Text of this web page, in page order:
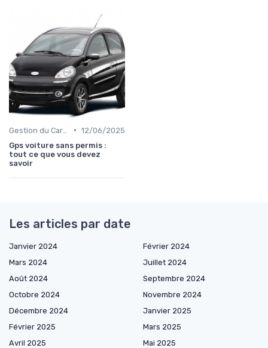
• 12/06/2025
Gps voiture sans permis :
tout ce que vous devez
savoir
Les articles par date
Janvier 2024
Février 2024
Mars 2024
Juillet 2024
Août 2024
Septembre 2024
Octobre 2024
Novembre 2024
Décembre 2024
Janvier 2025
Février 2025
Mars 2025
Avril 2025
Mai 2025